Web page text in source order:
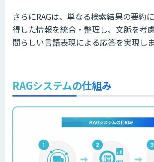
さらにRAGは、単なる検索結果の要約
得した情報を統合・整理し、文脈を考
間らしい言語表現による応答を実現しま
RAGシステムの仕組み